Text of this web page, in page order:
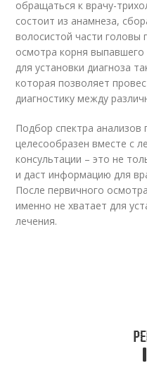
обращаться к врачу-
состоит из анамнеза,
волосистой части
осмотра корня выпавшего
для установки диагноза
которая позволяет
диагностику между
Подбор спектра анализов
целесообразен вместе с
консультации – это не
и даст информацию для
После первичного
именно не хватает для
лечения.